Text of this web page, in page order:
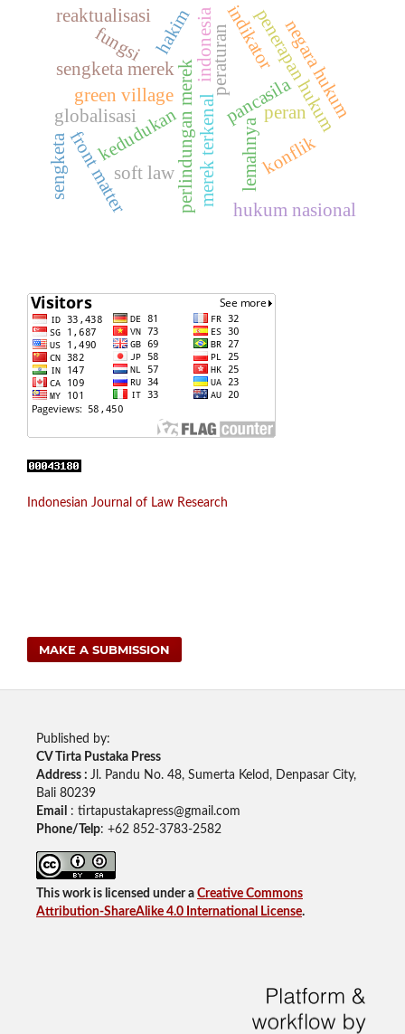
merek terkenal
perlindungan merek
sengketa merek
kedudukan
pancasila
peraturanindikator
lemahnya
indonesia penerapan hukum
green village
front matter
peran
hakim negara hukum
soft law
hukum nasional
fungsi
reaktualisasi
globalisasi
konflik
sengketa
Indonesian Journal of Law Research
MAKE A SUBMISSION
Published by:
CV Tirta Pustaka Press
Address : Jl. Pandu No. 48, Sumerta Kelod, Denpasar City,
Bali 80239
Email
: tirtapustakapress@gmail.com
Phone/Telp: +62 852-3783-2582
This work is licensed under a Creative Commons
Attribution-ShareAlike 4.0 International License.